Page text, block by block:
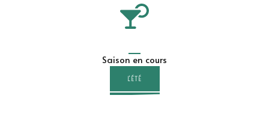
Saison en cours
L'ÉTÉ